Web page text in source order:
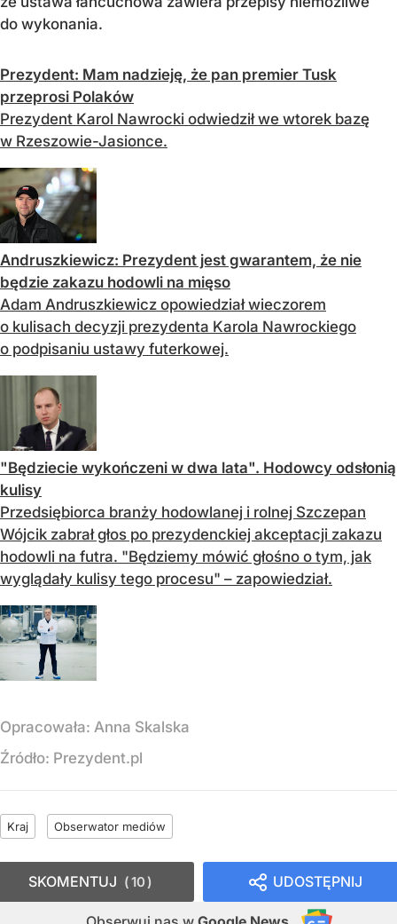
do wykonania.
Prezydent: Mam nadzieję, że pan premier Tusk
przeprosi Polaków
Prezydent Karol Nawrocki odwiedził we wtorek bazę
w Rzeszowie-Jasionce.
Andruszkiewicz: Prezydent jest gwarantem, że nie
będzie zakazu hodowli na mięso
Adam Andruszkiewicz opowiedział wieczorem
o kulisach decyzji prezydenta Karola Nawrockiego
o podpisaniu ustawy futerkowej.
"Będziecie wykończeni w dwa lata". Hodowcy odsłonią
kulisy
Przedsiębiorca branży hodowlanej i rolnej Szczepan
Wójcik zabrał głos po prezydenckiej akceptacji zakazu
hodowli na futra. "Będziemy mówić głośno o tym, jak
wyglądały kulisy tego procesu" – zapowiedział.
Opracowała: Anna Skalska
Źródło: Prezydent.pl
Kraj Obserwator mediów
UDOSTĘPNIJ
SKOMENTUJ 10